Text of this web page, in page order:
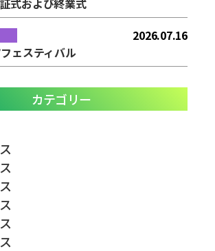
2026.07.16
ェスティバル
カテゴリー